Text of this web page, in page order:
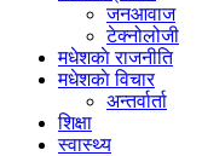
जनआवाज
टेक्नोलोजी
मधेशकाे राजनीति
मधेशकाे विचार
अन्तर्वार्ता
शिक्षा
स्वास्थ्य